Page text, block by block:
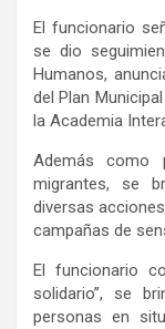
El funcionario
se dio
Humanos,
del Plan
la Academia
Además como
migrantes, se
diversas
campañas de
El funcionario
solidario”, se
personas en